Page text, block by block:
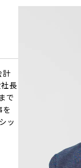
計
長
で
ッ